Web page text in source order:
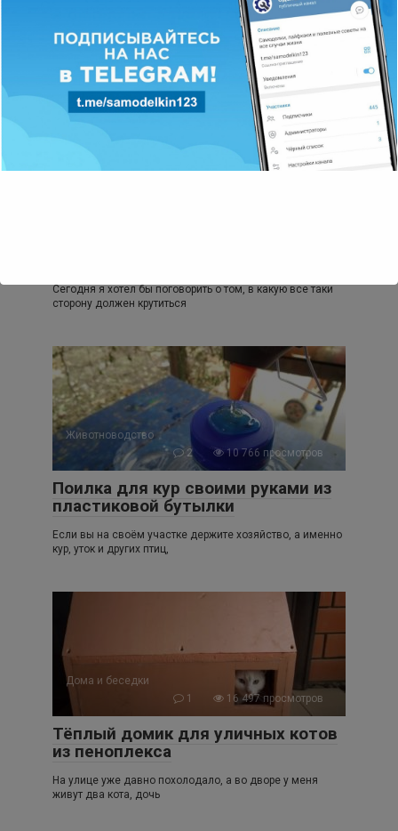
полипропиленовой трубе
Всем привет! Сегодня я хотел бы немного
поэкспериментировать и показать вам простой способ с
Сегодня я хотел бы поговорить о том, в какую все таки
сторону должен крутиться
Животноводство
2
10 766 просмотров
Поилка для кур своими руками из
пластиковой бутылки
Если вы на своём участке держите хозяйство, а именно
кур, уток и других птиц,
Дома и беседки
1
16 497 просмотров
Тёплый домик для уличных котов
из пеноплекса
На улице уже давно похолодало, а во дворе у меня
живут два кота, дочь